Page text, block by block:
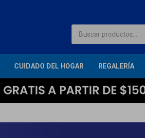
CUIDADO DEL HOGAR REGALERÍA